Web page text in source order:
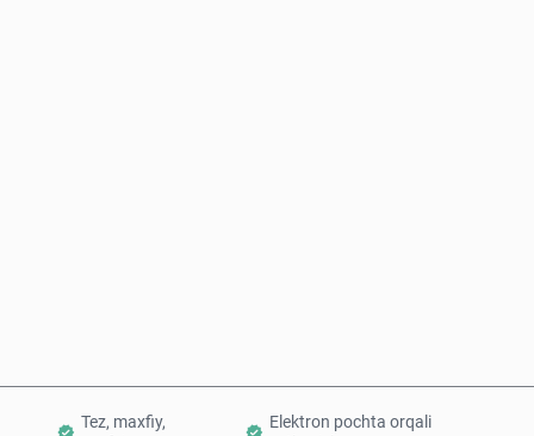
Tez, maxfiy,
Elektron pochta orqali